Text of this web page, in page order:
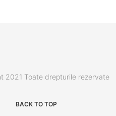
2021 Toate drepturile rezervate
BACK TO TOP